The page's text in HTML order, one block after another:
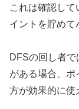
これは確認し
イントを貯めて
DFSの回し者
がある場合、ポ
方が効果的に使